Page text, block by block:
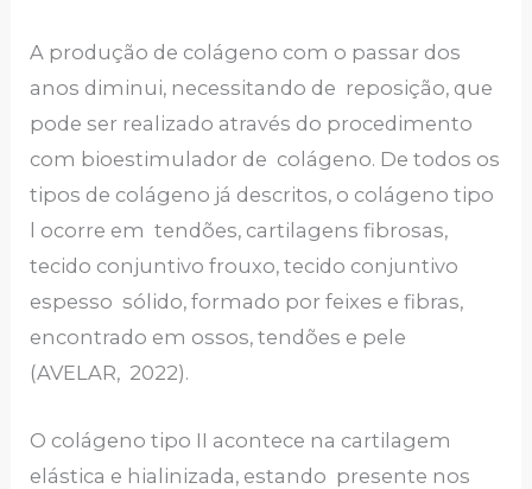
A produção de colágeno com o passar dos
anos diminui, necessitando de reposição, que
pode ser realizado através do procedimento
com bioestimulador de colágeno. De todos os
tipos de colágeno já descritos, o colágeno tipo
l ocorre em tendões, cartilagens fibrosas,
tecido conjuntivo frouxo, tecido conjuntivo
espesso sólido, formado por feixes e fibras,
encontrado em ossos, tendões e pele
(AVELAR, 2022).
O colágeno tipo II acontece na cartilagem
elástica e hialinizada, estando presente nos